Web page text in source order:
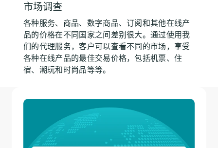
市场调查
各种服务、商品、数字商品、订阅和其他在线产
品的价格在不同国家之间差别很大。通过使用我
们的代理服务，客户可以查看不同的市场，享受
各种在线产品的最佳交易价格，包括机票、住
宿、潮玩和时尚品等等。